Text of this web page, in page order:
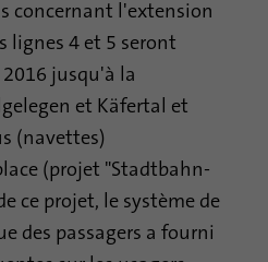
concernant l'extension
lignes 4 et 5 seront
jusqu'à la
et Käfertal et
(navettes)
(projet "Stadtbahn-
ce projet, le système de
des passagers a fourni
utilisé pour stocker quand la
avec le cookie «
cookie » a eu lieu.